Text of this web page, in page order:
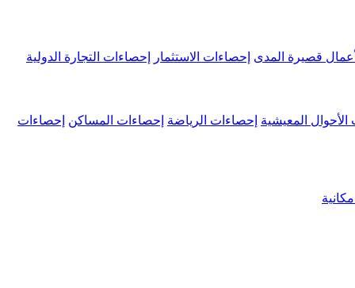
قصيرة المدى إحصاءات الاستثمار إحصاءات التجارة الدولية
المعيشية إحصاءات الرياضة إحصاءات المساكن إحصاءات